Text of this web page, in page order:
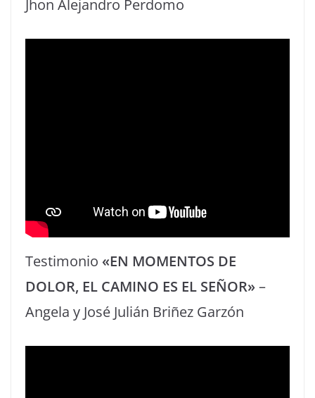
Jhon Alejandro Perdomo
Testimonio «EN MOMENTOS DE
DOLOR, EL CAMINO ES EL SEÑOR»–
Angela y José Julián Briñez Garzón